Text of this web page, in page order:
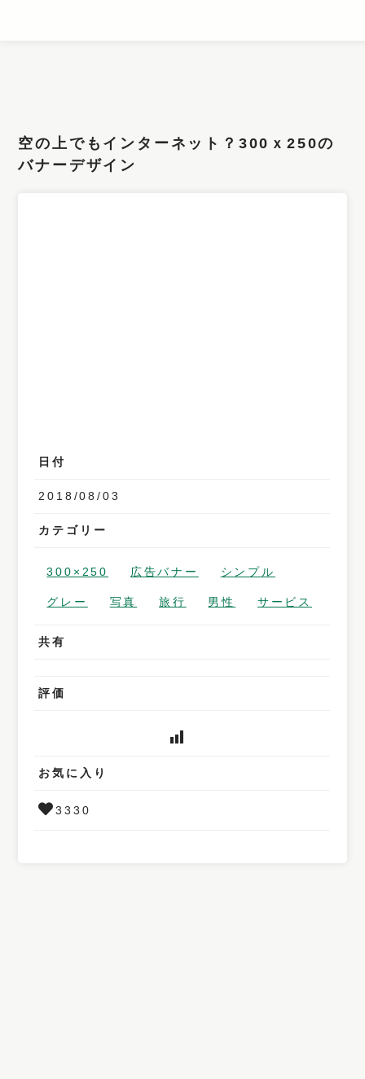
フィルター
空の上でもインターネット？300ｘ250の
バナーデザイン
日付
2018/08/03
カテゴリー
300×250 広告バナー シンプル
グレー 写真 旅行 男性 サービス
共有
評価
お気に入り
3330